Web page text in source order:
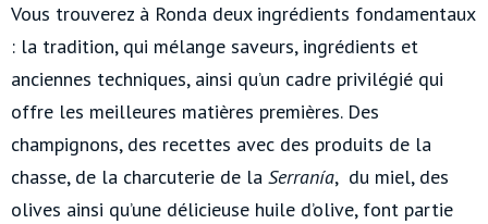
Vous trouverez à Ronda deux ingrédients fondamentaux
: la tradition, qui mélange saveurs, ingrédients et
anciennes techniques, ainsi qu’un cadre privilégié qui
offre les meilleures matières premières. Des
champignons, des recettes avec des produits de la
chasse, de la charcuterie de la Serranía, du miel, des
olives ainsi qu’une délicieuse huile d’olive, font partie